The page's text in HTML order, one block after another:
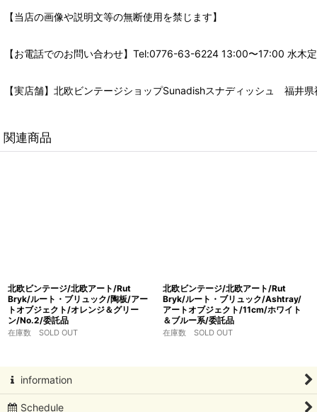
【当店の画像や説明文等の無断使用を禁じます】
【お電話でのお問い合わせ】Tel:0776-63-6224 13:00〜17:00 水木
【実店舗】北欧ビンテージショップSunadishスナディッシュ 福井
関連商品
北欧ビンテージ/北欧アート/Rut
Bryk/ルート・ブリュック/陶板/アー
トオブジェクト/オレンジ＆グリー
ン/No.2/委託品
在庫数 SOLD OUT
北欧ビンテージ/北欧アート/Rut
Bryk/ルート・ブリュック/Ashtray/
アートオブジェクト/11cm/ホワイト
＆ブルー系/委託品
在庫数 SOLD OUT
information
Schedule